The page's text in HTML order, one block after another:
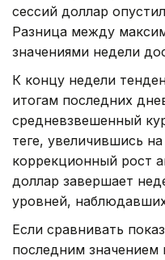
сессий доллар
Разница между
значениями недели
К концу недели
итогам последних
средневзвешенный
теңге, увеличившись
коррекционный рост
доллар завершает
уровней,
Если сравнивать
последним значением